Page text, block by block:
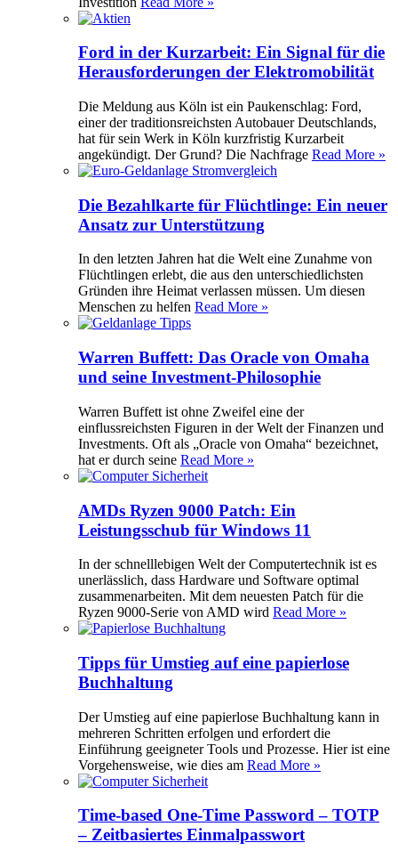
Ford in der Kurzarbeit: Ein Signal für die
Herausforderungen der Elektromobilität
Die Meldung aus Köln ist ein Paukenschlag: Ford,
einer der traditionsreichsten Autobauer Deutschlands,
hat für sein Werk in Köln kurzfristig Kurzarbeit
angekündigt. Der Grund? Die Nachfrage Read More »
Die Bezahlkarte für Flüchtlinge: Ein neuer
Ansatz zur Unterstützung
In den letzten Jahren hat die Welt eine Zunahme von
Flüchtlingen erlebt, die aus den unterschiedlichsten
Gründen ihre Heimat verlassen müssen. Um diesen
Menschen zu helfen Read More »
Warren Buffett: Das Oracle von Omaha
und seine Investment-Philosophie
Warren Buffett ist ohne Zweifel eine der
einflussreichsten Figuren in der Welt der Finanzen und
Investments. Oft als „Oracle von Omaha“ bezeichnet,
hat er durch seine Read More »
AMDs Ryzen 9000 Patch: Ein
Leistungsschub für Windows 11
In der schnelllebigen Welt der Computertechnik ist es
unerlässlich, dass Hardware und Software optimal
zusammenarbeiten. Mit dem neuesten Patch für die
Ryzen 9000-Serie von AMD wird Read More »
Tipps für Umstieg auf eine papierlose
Buchhaltung
Der Umstieg auf eine papierlose Buchhaltung kann in
mehreren Schritten erfolgen und erfordert die
Einführung geeigneter Tools und Prozesse. Hier ist eine
Vorgehensweise, wie dies am Read More »
Time-based One-Time Password – TOTP
– Zeitbasiertes Einmalpasswort